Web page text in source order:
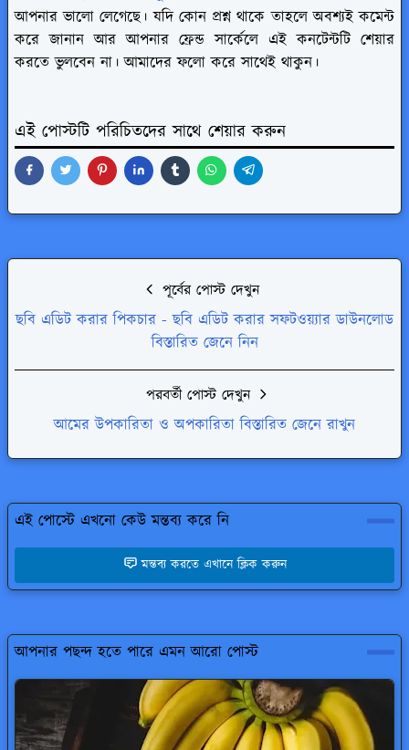
আপনার ভালো লেগেছে। যদি কোন প্রশ্ন থাকে তাহলে অবশ্যই কমেন্ট
করে জানান আর আপনার ফ্রেন্ড সার্কেলে এই কনটেন্টটি শেয়ার
করতে ভুলবেন না। আমাদের ফলো করে সাথেই থাকুন।
এই পোস্টটি পরিচিতদের সাথে শেয়ার করুন
পূর্বের পোস্ট দেখুন
ছবি এডিট করার পিকচার - ছবি এডিট করার সফটওয়্যার ডাউনলোড
বিস্তারিত জেনে নিন
পরবর্তী পোস্ট দেখুন
আমের উপকারিতা ও অপকারিতা বিস্তারিত জেনে রাখুন
এই পোস্টে এখনো কেউ মন্তব্য করে নি
মন্তব্য করতে এখানে ক্লিক করুন
আপনার পছন্দ হতে পারে এমন আরো পোস্ট